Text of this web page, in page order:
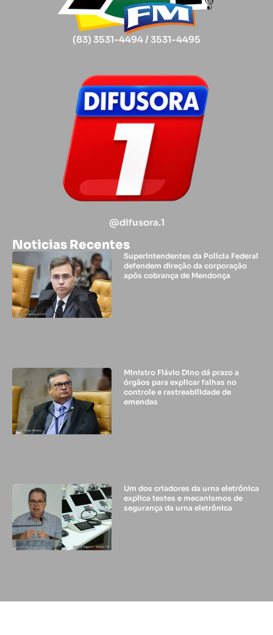
(83) 3531-4494 / 3531-4495
@difusora.1
Noticias Recentes
Superintendentes da Polícia Federal
defendem direção da corporação
após cobrança de Mendonça
Ministro Flávio Dino dá prazo a
órgãos para explicar falhas no
controle e rastreabilidade de
emendas
Um dos criadores da urna eletrônica
explica testes e mecanismos de
segurança da urna eletrônica